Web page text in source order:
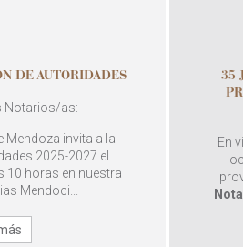
DE AUTORIDADES
Notarios/as:
Mendoza invita a la
2025-2027 el
10 horas en nuestra
Mendoci...
35
En